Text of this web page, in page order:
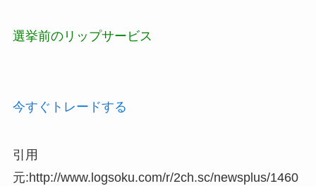
選挙前のリップサービス
今すぐトレードする
引用
元:http://www.logsoku.com/r/2ch.sc/newsplus/1460